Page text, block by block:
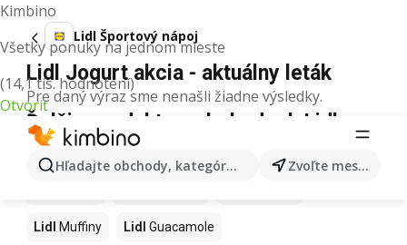
Kimbino
Všetky ponuky na jednom mieste
(14,1 tis. hodnotení)
Otvoriť
Hľadajte obchody, kategórie, produkty... Zvoľte mesto
Lidl Športový nápoj
Lidl Jogurt akcia - aktuálny leták
Pre daný výraz sme nenašli žiadne výsledky.
Ďalšie produkty v obchodoch Lidl
Lidl Muffiny Lidl Guacamole